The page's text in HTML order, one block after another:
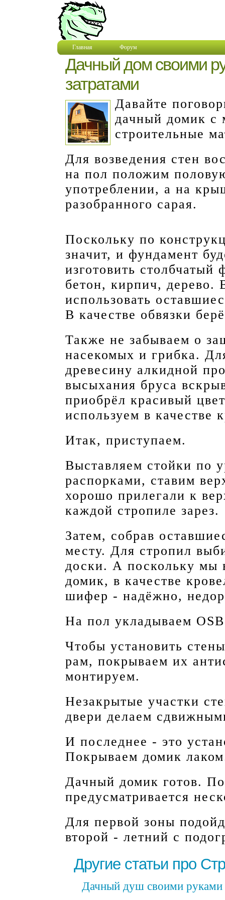
Главная Форум
Дачный дом своими
затратами
Давайте
дачный домик с
строительные
Для возведения стен
на пол положим
употреблении, а на
разобранного сарая.
Поскольку по
значит, и фундамент
изготовить
бетон, кирпич,
использовать
В качестве обвязки
Также не забываем о
насекомых и грибка.
древесину алкидной
высыхания бруса
приобрёл красивый
используем в качестве
Итак, приступаем.
Выставляем стойки по
распорками, ставим
хорошо прилегали к
каждой стропиле зарез.
Затем, собрав
месту. Для стропил
доски. А поскольку мы
домик, в качестве
шифер - надёжно,
На пол укладываем
Чтобы установить
рам, покрываем их
монтируем.
Незакрытые участки
двери делаем
И последнее - это
Покрываем домик
Дачный домик готов.
предусматривается
Для первой зоны
второй - летний с
Другие статьи про
Дачный душ своими руками